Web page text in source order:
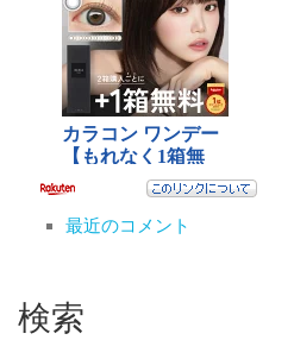
最近のコメント
検索